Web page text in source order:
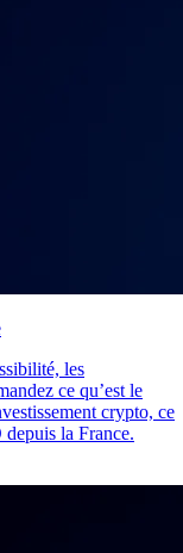
les
ce qu’est le
crypto, ce
la France.